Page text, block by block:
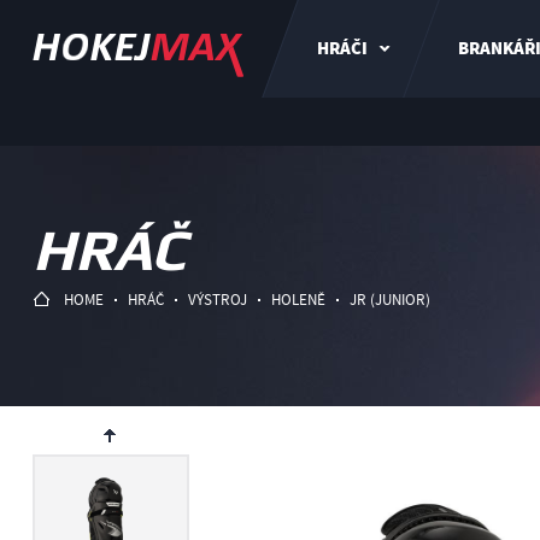
HRÁČI
HRÁČ
HOME HRÁČ VÝSTROJ HOLENĚ JR (JUNIOR)